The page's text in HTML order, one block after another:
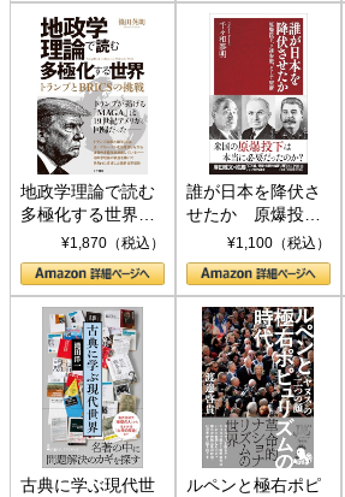
地政学理論で読む
多極化する世界：
トランプとBRICS
の挑戦
¥1,870（税込）
誰が日本を降伏さ
せたか 原爆投
下、ソ連参戦、そ
して聖断 (PHP新
書)
¥1,100（税込）
古典に学ぶ現代世
ルペンと極右ポピ